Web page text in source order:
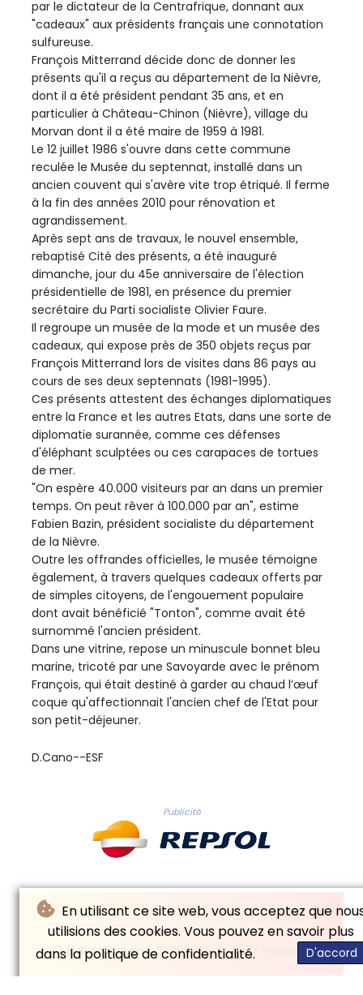
En utilisant ce site web, vous acceptez que
utilisions des cookies. Vous pouvez en savoir plus
dans la politique de confidentialité.
D'accord
par le dictateur de la Centrafrique, donnant aux
"cadeaux" aux présidents français une connotation
sulfureuse.
François Mitterrand décide donc de donner les
présents qu'il a reçus au département de la Nièvre,
dont il a été président pendant 35 ans, et en
particulier à Château-Chinon (Nièvre), village du
Morvan dont il a été maire de 1959 à 1981.
Le 12 juillet 1986 s'ouvre dans cette commune
reculée le Musée du septennat, installé dans un
ancien couvent qui s'avère vite trop étriqué. Il ferme
à la fin des années 2010 pour rénovation et
agrandissement.
Après sept ans de travaux, le nouvel ensemble,
rebaptisé Cité des présents, a été inauguré
dimanche, jour du 45e anniversaire de l'élection
présidentielle de 1981, en présence du premier
secrétaire du Parti socialiste Olivier Faure.
Il regroupe un musée de la mode et un musée des
cadeaux, qui expose près de 350 objets reçus par
François Mitterrand lors de visites dans 86 pays au
cours de ses deux septennats (1981-1995).
Ces présents attestent des échanges diplomatiques
entre la France et les autres Etats, dans une sorte de
diplomatie surannée, comme ces défenses
d'éléphant sculptées ou ces carapaces de tortues
de mer.
"On espère 40.000 visiteurs par an dans un premier
temps. On peut rêver à 100.000 par an", estime
Fabien Bazin, président socialiste du département
de la Nièvre.
Outre les offrandes officielles, le musée témoigne
également, à travers quelques cadeaux offerts par
de simples citoyens, de l'engouement populaire
dont avait bénéficié "Tonton", comme avait été
surnommé l'ancien président.
Dans une vitrine, repose un minuscule bonnet bleu
marine, tricoté par une Savoyarde avec le prénom
François, qui était destiné à garder au chaud l’œuf
coque qu'affectionnait l'ancien chef de l'Etat pour
son petit-déjeuner.
D.Cano--ESF
Publicité
© El Siglo Futuro - 2026 - Tous droits réservés